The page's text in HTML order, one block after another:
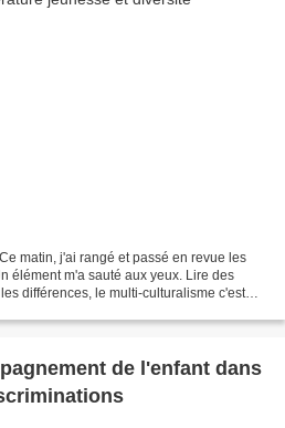
matin, j'ai rangé et passé en revue les
élément m'a sauté aux yeux. Lire des
différences, le multi-culturalisme c'est
de l'enfant dans